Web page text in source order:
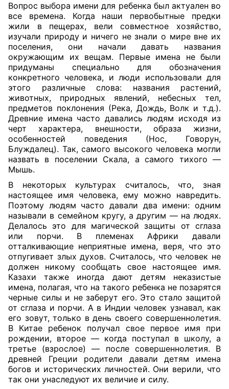
Вопрос выбора имени для ребенка был актуален во
все времена. Когда наши первобытные предки
жили в пещерах, вели совместное хозяйство,
изучали природу и ничего не знали о мире вне их
поселения, они начали давать названия
окружающим их вещам. Первые имена не были
придуманы специально для обозначения
конкретного человека, и люди использовали для
этого различные слова: названия растений,
животных, природных явлений, небесных тел,
предметов поклонения (Река, Дождь, Волк и т.д.).
Древние имена часто давались людям исходя из
черт характера, внешности, образа жизни,
особенностей поведения (Нос, Говорун,
Блуждалец). Так, самого высокого человека могли
назвать в поселении Скала, а самого тихого —
Мышь.
В некоторых культурах считалось, что, зная
настоящее имя человека, ему можно навредить.
Поэтому людям часто давали два имени: одним
называли в семейном кругу, а другим — на людях.
Делалось это для магической защиты от сглаза
или порчи. В племенах Африки давали
отталкивающие неприятные имена, веря, что это
отпугивает злых духов. Считалось, что человек не
должен никому сообщать свое настоящее имя.
Казахи также иногда дают детям неказистые
имена, полагая, что на такого ребенка не позарятся
черные силы и не заберут его. Это стало защитой
от сглаза и порчи. А в Индии человек узнавал, как
его зовут, только в день своего совершеннолетия.
В Китае ребенок получал свое первое имя при
рождении, второе — когда поступал в школу, а
третье (взрослое) — после совершеннолетия. В
древней Греции родители давали детям имена
богов и исторических личностей. Они верили, что
так они унаследуют их величие и силу.